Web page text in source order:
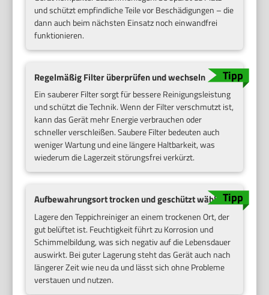
und schützt empfindliche Teile vor Beschädigungen – die
dann auch beim nächsten Einsatz noch einwandfrei
funktionieren.
Regelmäßig Filter überprüfen und wechseln
Ein sauberer Filter sorgt für bessere Reinigungsleistung
und schützt die Technik. Wenn der Filter verschmutzt ist,
kann das Gerät mehr Energie verbrauchen oder
schneller verschleißen. Saubere Filter bedeuten auch
weniger Wartung und eine längere Haltbarkeit, was
wiederum die Lagerzeit störungsfrei verkürzt.
Aufbewahrungsort trocken und geschützt wählen
Lagere den Teppichreiniger an einem trockenen Ort, der
gut belüftet ist. Feuchtigkeit führt zu Korrosion und
Schimmelbildung, was sich negativ auf die Lebensdauer
auswirkt. Bei guter Lagerung steht das Gerät auch nach
längerer Zeit wie neu da und lässt sich ohne Probleme
verstauen und nutzen.